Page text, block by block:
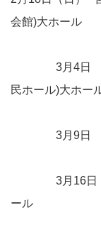
会館)大ホール
3月4日 （日
民ホール)大ホー
3月9日 （金
3月16日（金
ール